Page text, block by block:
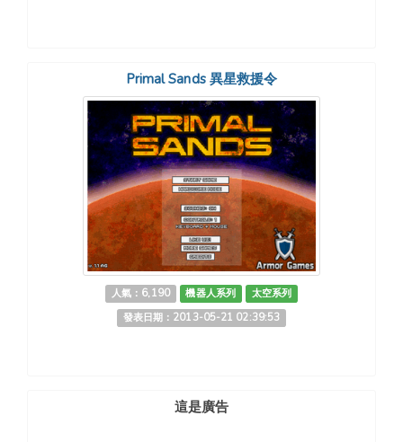
Primal Sands 異星救援令
人氣：6,190 機器人系列
太空系列
發表日期：2013-05-21 02:39:53
這是廣告